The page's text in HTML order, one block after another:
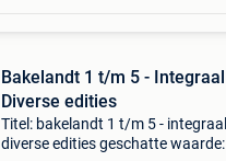
Bakelandt 1 t/m 5 -
Diverse edities
Titel: bakelandt 1 t/m 5 -
diverse edities geschatte